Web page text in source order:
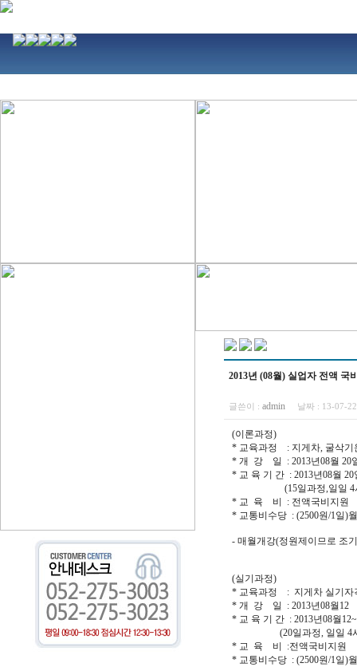
2013년 (08월) 실업자 전액 국
글쓴이 : admin 날짜 : 13-07-
(이론과정)
* 교육과정 : 지게차, 굴삭기
* 개 강 일 : 2013년08월 20
* 교 육 기 간 : 2013년08월 20
(15일과정,일일 4시
* 교 육 비 : 전액국비지원
* 교통비수당 : (2500원/1일)
- 매월개강(정원제이므로 조
(실기과정)
* 교육과정 : 지게차 실기자
* 개 강 일 : 2013년08월12
* 교 육 기 간 : 2013년08월
(20일과정, 일일 4시
* 교 육 비 :전액국비지원
* 교통비수당 : (2500원/1일)